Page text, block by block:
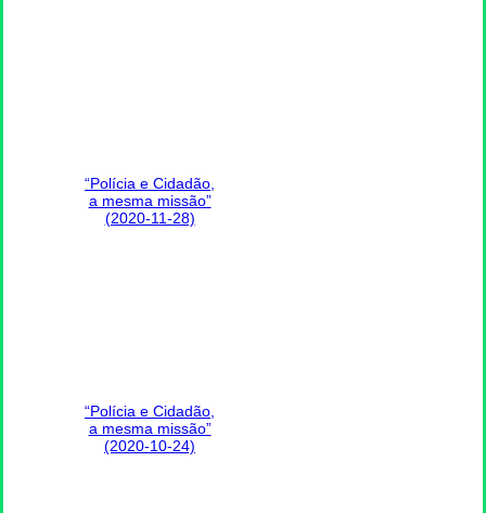
“Polícia e Cidadão,
a mesma missão”
(2020-11-28)
“Polícia e Cidadão,
a mesma missão”
(2020-10-24)